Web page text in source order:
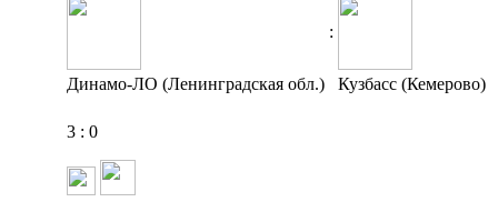
:
Динамо-ЛО (Ленинградская обл.) Кузбасс (Кемерово)
3 : 0